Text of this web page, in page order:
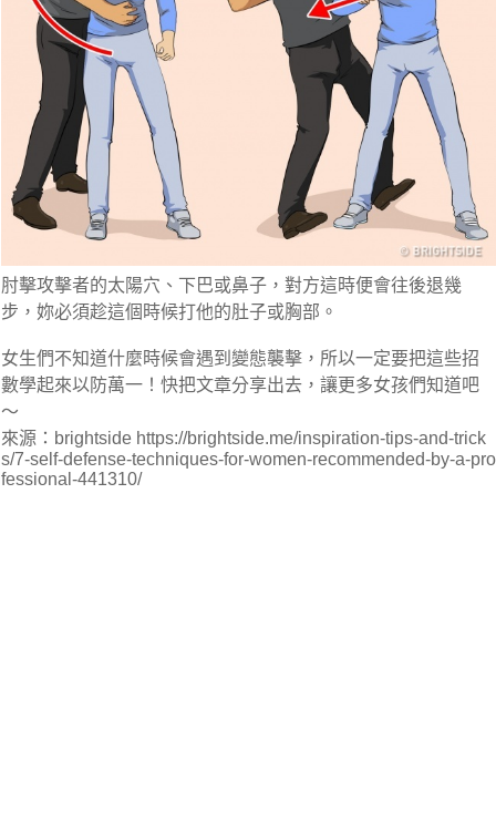
肘擊攻擊者的太陽穴、下巴或鼻子，對方這時便會往後退幾
步，妳必須趁這個時候打他的肚子或胸部。
女生們不知道什麼時候會遇到變態襲擊，所以一定要把這些招
數學起來以防萬一！快把文章分享出去，讓更多女孩們知道吧
～
來源：brightside https://brightside.me/inspiration-tips-and-trick
s/7-self-defense-techniques-for-women-recommended-by-a-pro
fessional-441310/